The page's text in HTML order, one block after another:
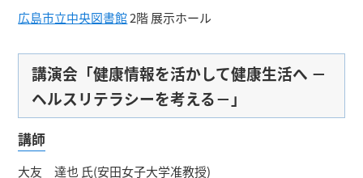
広島市立中央図書館2階 展示ホール
講演会「健康情報を活かして健康生活へ －
ヘルスリテラシーを考える－」
講師
大友 達也 氏(安田女子大学准教授)